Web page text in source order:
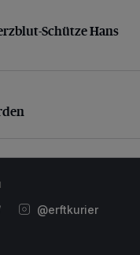
Schütze Hans
Schütze Hans
@erftkurier